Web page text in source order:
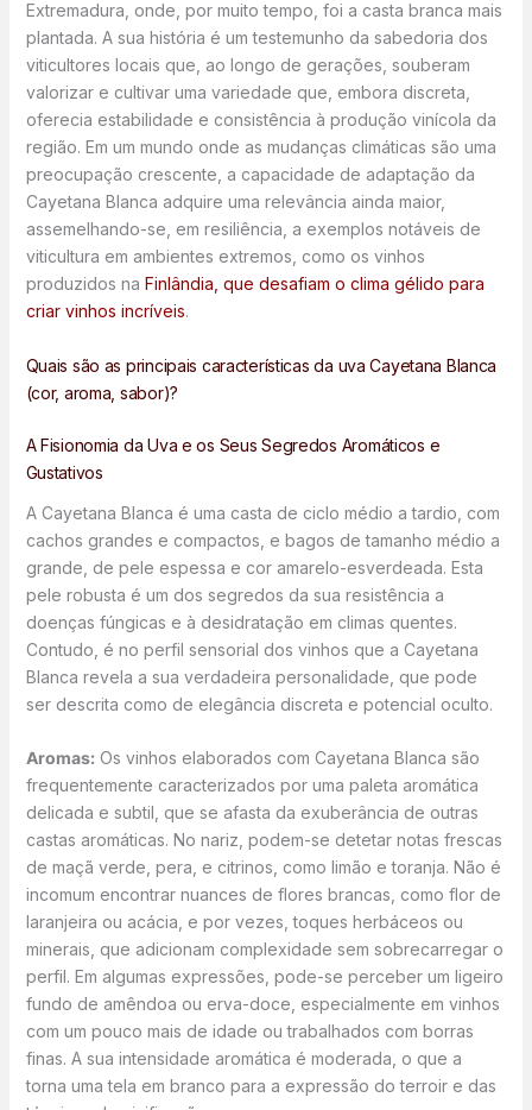
Extremadura, onde, por muito tempo, foi a casta branca mais
plantada. A sua história é um testemunho da sabedoria dos
viticultores locais que, ao longo de gerações, souberam
valorizar e cultivar uma variedade que, embora discreta,
oferecia estabilidade e consistência à produção vinícola da
região. Em um mundo onde as mudanças climáticas são uma
preocupação crescente, a capacidade de adaptação da
Cayetana Blanca adquire uma relevância ainda maior,
assemelhando-se, em resiliência, a exemplos notáveis de
viticultura em ambientes extremos, como os vinhos
produzidos na Finlândia, que desafiam o clima gélido para
criar vinhos incríveis.
Quais são as principais características da uva Cayetana Blanca
(cor, aroma, sabor)?
A Fisionomia da Uva e os Seus Segredos Aromáticos e
Gustativos
A Cayetana Blanca é uma casta de ciclo médio a tardio, com
cachos grandes e compactos, e bagos de tamanho médio a
grande, de pele espessa e cor amarelo-esverdeada. Esta
pele robusta é um dos segredos da sua resistência a
doenças fúngicas e à desidratação em climas quentes.
Contudo, é no perfil sensorial dos vinhos que a Cayetana
Blanca revela a sua verdadeira personalidade, que pode
ser descrita como de elegância discreta e potencial oculto.
Aromas:Os vinhos elaborados com Cayetana Blanca são
frequentemente caracterizados por uma paleta aromática
delicada e subtil, que se afasta da exuberância de outras
castas aromáticas. No nariz, podem-se detetar notas frescas
de maçã verde, pera, e citrinos, como limão e toranja. Não é
incomum encontrar nuances de flores brancas, como flor de
laranjeira ou acácia, e por vezes, toques herbáceos ou
minerais, que adicionam complexidade sem sobrecarregar o
perfil. Em algumas expressões, pode-se perceber um ligeiro
fundo de amêndoa ou erva-doce, especialmente em vinhos
com um pouco mais de idade ou trabalhados com borras
finas. A sua intensidade aromática é moderada, o que a
torna uma tela em branco para a expressão do terroir e das